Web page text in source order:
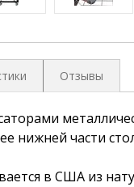
Отзывы
нижней части
в США из